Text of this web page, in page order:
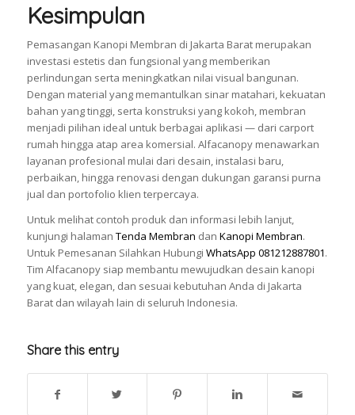
Kesimpulan
Pemasangan Kanopi Membran di Jakarta Barat merupakan
investasi estetis dan fungsional yang memberikan
perlindungan serta meningkatkan nilai visual bangunan.
Dengan material yang memantulkan sinar matahari, kekuatan
bahan yang tinggi, serta konstruksi yang kokoh, membran
menjadi pilihan ideal untuk berbagai aplikasi — dari carport
rumah hingga atap area komersial. Alfacanopy menawarkan
layanan profesional mulai dari desain, instalasi baru,
perbaikan, hingga renovasi dengan dukungan garansi purna
jual dan portofolio klien terpercaya.
Untuk melihat contoh produk dan informasi lebih lanjut,
kunjungi halaman Tenda Membran dan Kanopi Membran.
Untuk Pemesanan Silahkan Hubungi WhatsApp 081212887801.
Tim Alfacanopy siap membantu mewujudkan desain kanopi
yang kuat, elegan, dan sesuai kebutuhan Anda di Jakarta
Barat dan wilayah lain di seluruh Indonesia.
Share this entry